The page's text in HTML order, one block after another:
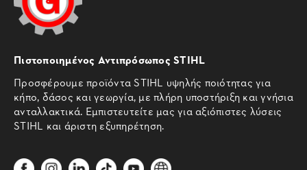
Πιστοποιημένος Αντιπρόσωπος STIHL
Προσφέρουμε προϊόντα STIHL υψηλής ποιότητας για
κήπο, δάσος και γεωργία, με πλήρη υποστήριξη και γνήσια
ανταλλακτικά. Εμπιστευτείτε μας για αξιόπιστες λύσεις
STIHL και άριστη εξυπηρέτηση.